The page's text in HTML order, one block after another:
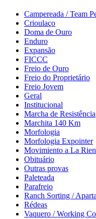
Campereada / Team
Crioulaço
Doma de Ouro
Enduro
Expansão
FICCC
Freio de Ouro
Freio do Proprietário
Freio Jovem
Geral
Institucional
Marcha de Resistência
Marchita 140 Km
Morfologia
Morfologia Expointer
Movimiento a La
Obituário
Outras provas
Paleteada
Parafreio
Ranch Sorting /
Rédeas
Vaquero / Working